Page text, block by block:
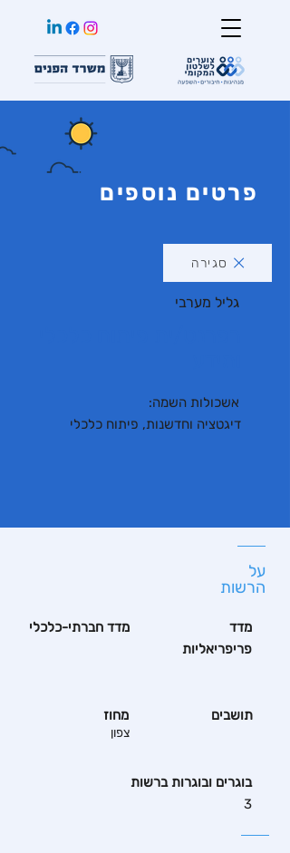
פרטים נוספים
סגירה
גליל מערבי
אשכולות השמה:
דיגטציה וחדשנות, פיתוח כלכלי
על
הרשות
מדד חברתי-כלכלי
מחוז
צפון
מדד
פריפריאליות
תושבים
בוגרים ובוגרות ברשות
3